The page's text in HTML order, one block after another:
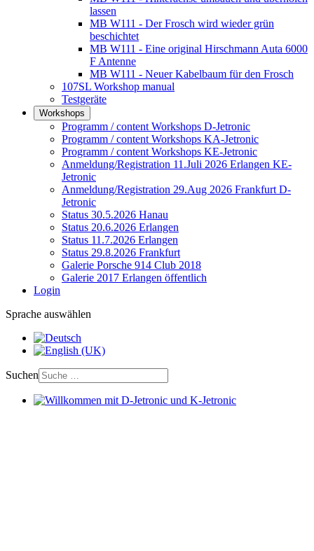
lassen
MB W111 - Der Frosch wird wieder grün
beschichtet
MB W111 - Eine original Hirschmann Auta 6000
F Antenne
MB W111 - Neuer Kabelbaum für den Frosch
107SL Workshop manual
Testgeräte
Workshops
Programm / content Workshops D-Jetronic
Programm / content Workshops KA-Jetronic
Programm / content Workshops KE-Jetronic
Anmeldung/Registration 11.Juli 2026 Erlangen KE-
Jetronic
Anmeldung/Registration 29.Aug 2026 Frankfurt D-
Jetronic
Status 30.5.2026 Hanau
Status 20.6.2026 Erlangen
Status 11.7.2026 Erlangen
Status 29.8.2026 Frankfurt
Galerie Porsche 914 Club 2018
Galerie 2017 Erlangen öffentlich
Login
Sprache auswählen
Suchen